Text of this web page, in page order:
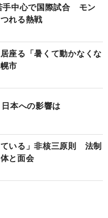
手中心で国際試合 モン
れる熱戦
座る「暑くて動かなくな
市
本への影響は
いる」非核三原則 法制
と面会